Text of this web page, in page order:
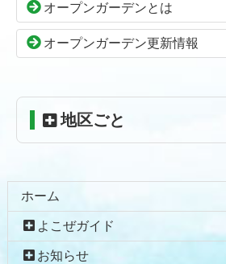
先
へ
る
る
オープンガーデンとは
オープンガーデン更新情報
地区ごと
ホーム
よこぜガイド
お知らせ